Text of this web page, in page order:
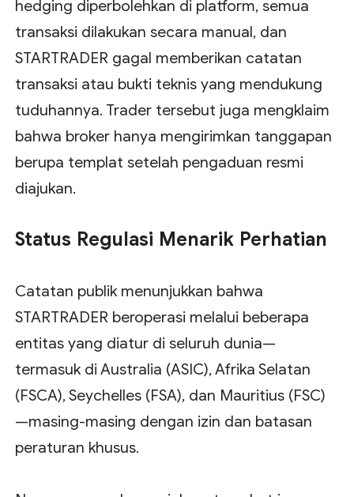
hedging diperbolehkan di platform, semua
transaksi dilakukan secara manual, dan
STARTRADER gagal memberikan catatan
transaksi atau bukti teknis yang mendukung
tuduhannya. Trader tersebut juga mengklaim
bahwa broker hanya mengirimkan tanggapan
berupa templat setelah pengaduan resmi
diajukan.
Status Regulasi Menarik Perhatian
Catatan publik menunjukkan bahwa
STARTRADER beroperasi melalui beberapa
entitas yang diatur di seluruh dunia—
termasuk di Australia (ASIC), Afrika Selatan
(FSCA), Seychelles (FSA), dan Mauritius (FSC)
—masing-masing dengan izin dan batasan
peraturan khusus.